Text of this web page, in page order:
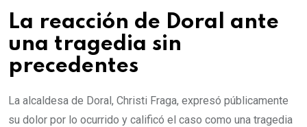
La reacción de Doral ante
una tragedia sin
precedentes
La alcaldesa de Doral, Christi Fraga, expresó públicamente
su dolor por lo ocurrido y calificó el caso como una tragedia